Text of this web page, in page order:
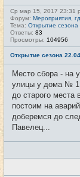
Ср мар 15, 2017 23:31
Форум: Мероприятия,
Тема: Открытие
Ответы: 83
Просмотры: 104956
Открытие сезона
Место сбора - на
улицы у дома №
до старого места
постоим на
доберемся до
Павелец...